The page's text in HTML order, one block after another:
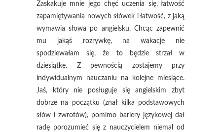
Zaskakuje mnie jego chęć uczenia się, łatwość
zapamiętywania nowych słówek i łatwość, z jaką
wymawia słowa po angielsku. Chcąc zapewnić
mu jakąś rozrywkę, na wakacje nie
spodziewałam się, że to będzie strzał w
dziesiątkę. Z pewnością zostajemy przy
indywidualnym nauczaniu na kolejne miesiące.
Jaś, który nie posługuje się angielskim zbyt
dobrze na początku (znał kilka podstawowych
słów i zwrotów), pomimo bariery językowej dał
radę porozumieć się z nauczycielem niemal od